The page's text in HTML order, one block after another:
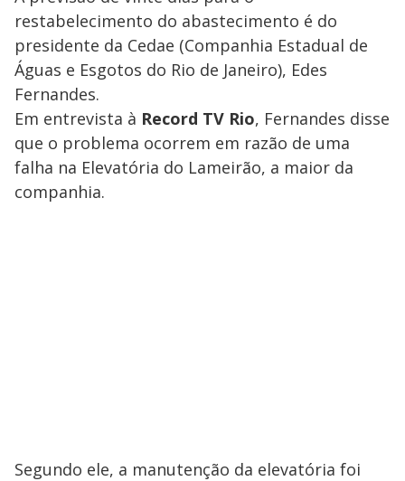
restabelecimento do abastecimento é do
presidente da Cedae (Companhia Estadual de
Águas e Esgotos do Rio de Janeiro), Edes
Fernandes.
Em entrevista à Record TV Rio, Fernandes disse
que o problema ocorrem em razão de uma
falha na Elevatória do Lameirão, a maior da
companhia.
Segundo ele, a manutenção da elevatória foi